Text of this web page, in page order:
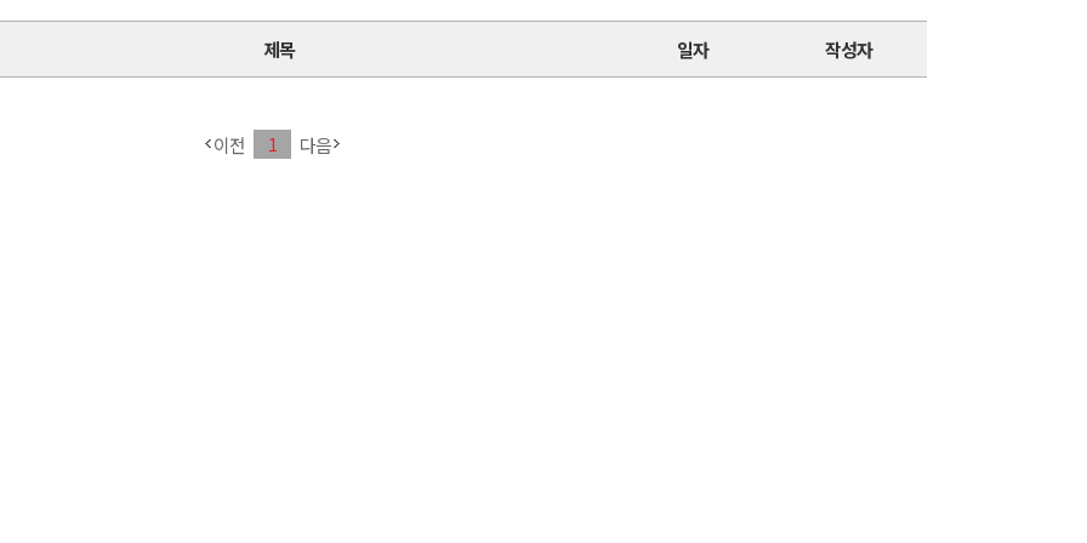
제목 일자 작성자
이전 1 다음